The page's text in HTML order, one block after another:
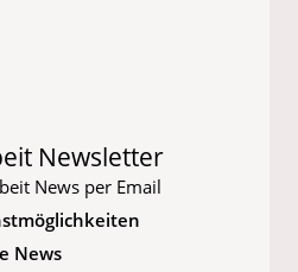
Newsletter
News per Email
News